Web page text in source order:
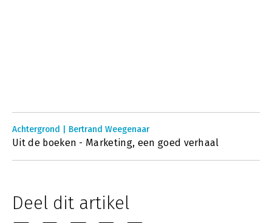
Achtergrond | Bertrand Weegenaar
Uit de boeken - Marketing, een goed verhaal
Deel dit artikel